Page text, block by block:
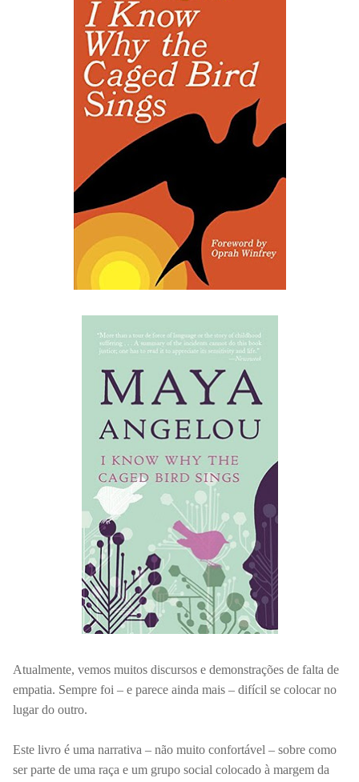
Atualmente, vemos muitos discursos e demonstrações de falta de
empatia. Sempre foi – e parece ainda mais – difícil se colocar no
lugar do outro.
Este livro é uma narrativa – não muito confortável – sobre como
ser parte de uma raça e um grupo social colocado à margem da